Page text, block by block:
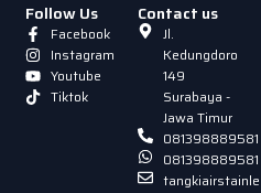
Follow Us
Facebook
Instagram
Youtube
Tiktok
Contact us
Jl.
Kedungdoro
149
Surabaya -
Jawa Timur
081398889581
081398889581